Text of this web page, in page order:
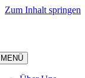
Zum Inhalt springen
MENÜ